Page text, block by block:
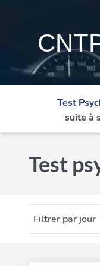
Test
suite à
Test
Filtrer par jour